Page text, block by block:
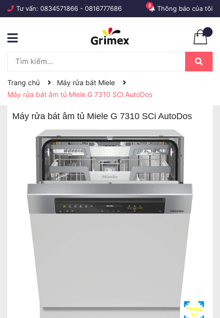
Tư vấn: 0834571866 - 0816777686 Thông báo của tôi
8
Trang chủ
Máy rửa bát Miele
Máy rửa bát âm tủ Miele G 7310 SCi AutoDos
Máy rửa bát âm tủ Miele G 7310 SCi AutoDos
Phóng
to